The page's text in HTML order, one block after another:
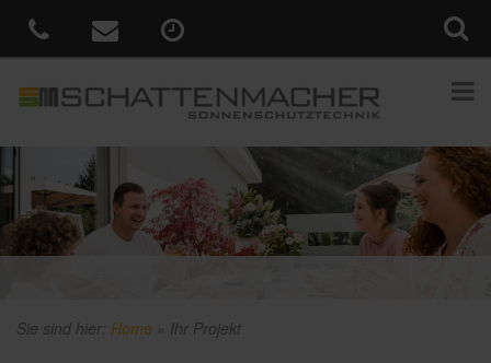
Sie sind hier: Home » Ihr Projekt